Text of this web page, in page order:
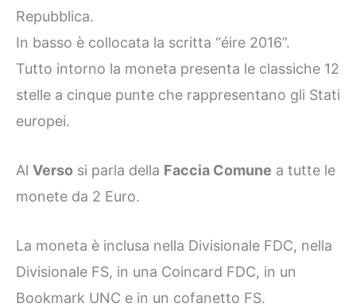
Repubblica.
In basso è collocata la scritta “éire 2016”.
Tutto intorno la moneta presenta le classiche 12
stelle a cinque punte che rappresentano gli Stati
europei.
Al Verso si parla della Faccia Comune a tutte le
monete da 2 Euro.
La moneta è inclusa nella Divisionale FDC, nella
Divisionale FS, in una Coincard FDC, in un
Bookmark UNC e in un cofanetto FS.